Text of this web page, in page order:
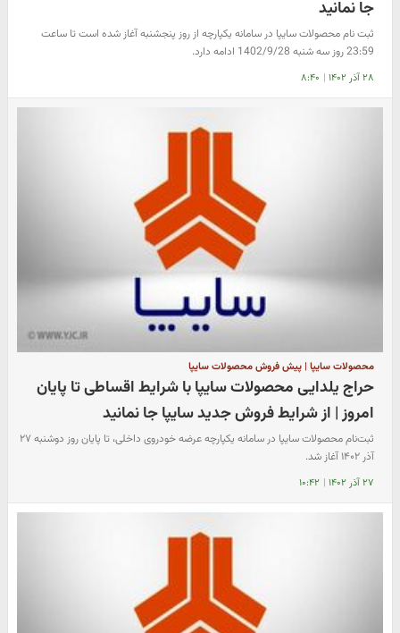
جا نمانید
ثبت نام محصولات سایپا در سامانه یکپارچه از روز پنجشنبه آغاز شده است تا ساعت
23:59 روز سه شنبه 1402/9/28 ادامه دارد.
۲۸ آذر ۱۴۰۲ | ۸:۴۰
محصولات سایپا | پیش فروش محصولات سایپا
حراج یلدایی محصولات سایپا با شرایط اقساطی تا پایان
امروز | از شرایط فروش جدید سایپا جا نمانید
ثبت‌نام محصولات سایپا در سامانه یکپارچه عرضه خودروی داخلی، تا پایان روز دوشنبه ۲۷
آذر ۱۴۰۲ آغاز شد.
۲۷ آذر ۱۴۰۲ | ۱۰:۴۲